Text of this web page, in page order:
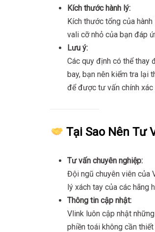
Kích thước hành lý:
Kích thước tổng của
vali cỡ nhỏ của bạn đáp
Lưu ý:
Các quy định có thể thay
bay, bạn nên kiểm tra lại
để được tư vấn chính xác
Tại Sao Nên Tư
Tư vấn chuyên nghiệp:
Đội ngũ chuyên viên của
lý xách tay của các hãng
Thông tin cập nhật:
Vlink luôn cập nhật
phiền toái không cần